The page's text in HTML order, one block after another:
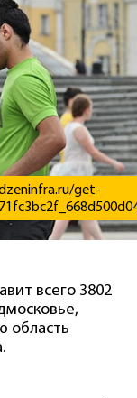
get-
всего 3802
область